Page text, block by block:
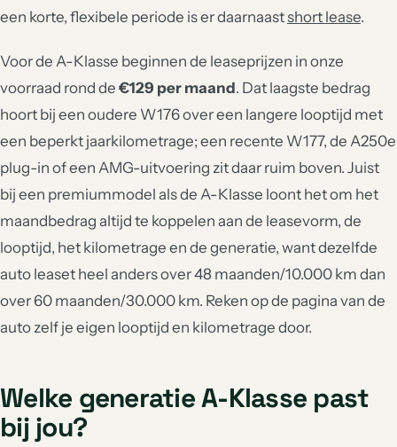
een korte, flexibele periode is er daarnaastshort lease.
Voor de A-Klasse beginnen de leaseprijzen in onze
voorraad rond de €129 per maand. Dat laagste bedrag
hoort bij een oudere W176 over een langere looptijd met
een beperkt jaarkilometrage; een recente W177, de A250e
plug-in of een AMG-uitvoering zit daar ruim boven. Juist
bij een premiummodel als de A-Klasse loont het om het
maandbedrag altijd te koppelen aan de leasevorm, de
looptijd, het kilometrage en de generatie, want dezelfde
auto leaset heel anders over 48 maanden/10.000 km dan
over 60 maanden/30.000 km. Reken op de pagina van de
auto zelf je eigen looptijd en kilometrage door.
Welke generatie A-Klasse past
bij jou?